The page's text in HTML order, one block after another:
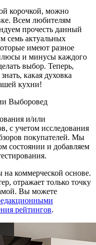
корочкой, можно
Всем любителям
прочесть данный
семь актуальных
имеют разное
и минусы каждого
выбор. Теперь,
какая духовка
кухни!
Выборовед
и/или
с учетом исследования
покупателей. Мы
состоянии и добавляем
коммерческой основе.
отражает только точку
Вы можете
рейтингов.